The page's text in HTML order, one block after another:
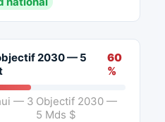
2030 — 5
60
%
— 3 Objectif 2030 —
5 Mds $